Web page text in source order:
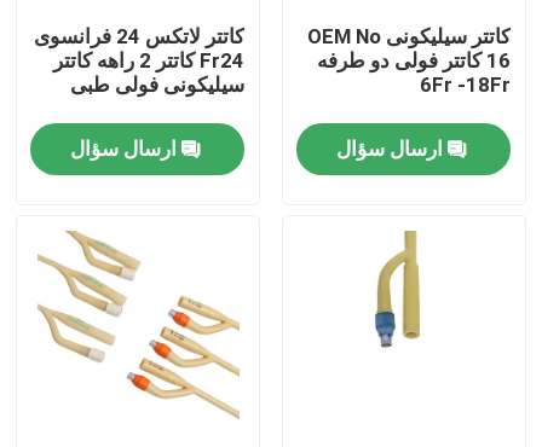
خانه
محصولات
کارخانه تور
کاتتر سیلیکونی OEM No
16 کاتتر فولی دو طرفه
6Fr -18Fr
ارسال سؤال
کاتتر لاتکس 24 فرانسوی
Fr24 کاتتر 2 راهه کاتتر
سیلیکونی فولی طبی
ارسال سؤال